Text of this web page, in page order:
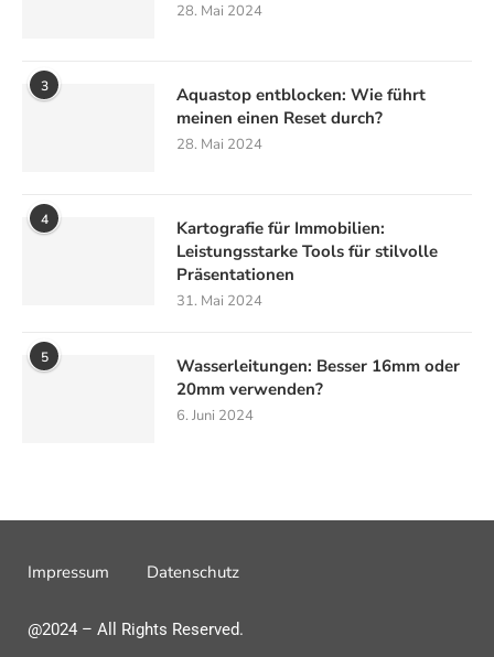
28. Mai 2024
3
Aquastop entblocken: Wie führt
meinen einen Reset durch?
28. Mai 2024
4
Kartografie für Immobilien:
Leistungsstarke Tools für stilvolle
Präsentationen
31. Mai 2024
5
Wasserleitungen: Besser 16mm oder
20mm verwenden?
6. Juni 2024
Impressum Datenschutz
@2024 – All Rights Reserved.